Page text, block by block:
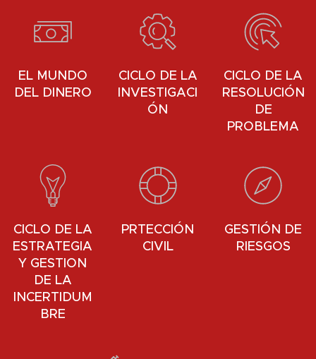
EL MUNDO
DEL DINERO
CICLO DE LA
INVESTIGACI
ÓN
CICLO DE LA
RESOLUCIÓN
DE
PROBLEMA
CICLO DE LA
ESTRATEGIA
Y GESTION
DE LA
INCERTIDUM
BRE
PRTECCIÓN
CIVIL
GESTIÓN DE
RIESGOS